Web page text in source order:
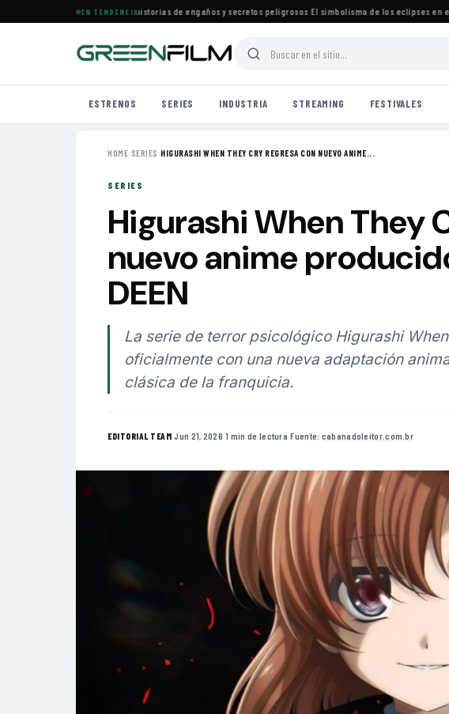
EN TENDENCIA
especial de películas con historias de engaños y secretos peligrosos·El simbolismo de los eclipses en el
ESTRENOS SERIES INDUSTRIA STREAMING FESTIVALES
HOME› SERIES ›HIGURASHI WHEN THEY CRY REGRESA CON NUEVO ANIME...
SERIES
Higurashi When They
nuevo anime
DEEN
La serie de terror psicológico Higurashi
oficialmente con una nueva adaptación
clásica de la franquicia.
EDITORIAL TEAM·Jun 21, 2026·1 min de lectura·Fuente: cabanadoleitor.com.br